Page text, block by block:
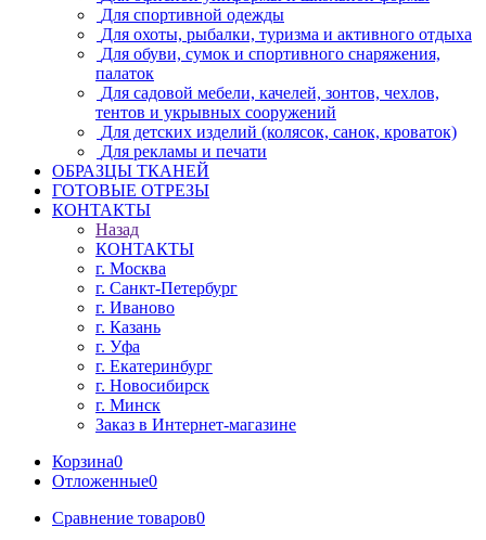
Для спортивной одежды
Для охоты, рыбалки, туризма и активного отдыха
Для обуви, сумок и спортивного снаряжения,
палаток
Для садовой мебели, качелей, зонтов, чехлов,
тентов и укрывных сооружений
Для детских изделий (колясок, санок, кроваток)
Для рекламы и печати
ОБРАЗЦЫ ТКАНЕЙ
ГОТОВЫЕ ОТРЕЗЫ
КОНТАКТЫ
Назад
КОНТАКТЫ
г. Москва
г. Санкт-Петербург
г. Иваново
г. Казань
г. Уфа
г. Екатеринбург
г. Новосибирск
г. Минск
Заказ в Интернет-магазине
Корзина0
Отложенные0
Сравнение товаров0